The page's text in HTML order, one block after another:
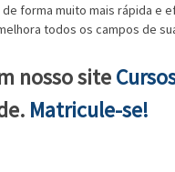
forma muito mais rápida e
todos os campos de
nosso site
Matricule-se!